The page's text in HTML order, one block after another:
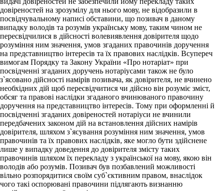
довіреностей на зрозумілу для нього мову, не відобразили в
посвідчувальному написі обставини, що позивач в даному
випадку володів та розумів українську мову, таким чином не
пересвідчилися в дійсності волевиявлення довірителя щодо
розуміння ним значення, умов згаданих правочинів доручення
на представництво інтересів та їх правових наслідків. Всупереч
вимогам Порядку та Закону України «Про нотаріат» при
посвідченні згаданих доручень нотаріусами також не було
з`ясовано дійсності намірів позивача, як довірителя, не вчинено
необхідних дій щоб пересвідчитися чи дійсно він розуміє зміст,
обсяг та правові наслідки згаданого вчинюваного правочину
доручення на представництво інтересів. Тому при оформленні й
посвідченні згаданих довіреностей нотаріуси не вчинили
передбачених законом дій на встановлення дійсних намірів
довірителя, шляхом з`ясування розуміння ним значення, умов
правочинів та їх правових наслідків, яке могло бути здійснене
лише у випадку доведення до довірителя змісту таких
правочинів шляхом їх перекладу з української на мову, якою він
володів або розумів. Позивач був позбавлений можливості
вільно розпорядитися своїм суб`єктивним правом, внаслідок
чого такі оспорювані правочини підлягають визнанню